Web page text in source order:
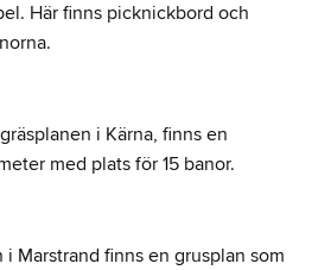
Här finns picknickbord och
i Kärna, finns en
med plats för 15 banor.
Marstrand finns en grusplan som